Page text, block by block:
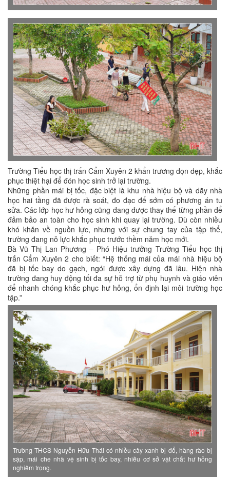
Trường Tiểu học thị trấn Cẩm Xuyên 2 khẩn trương dọn dẹp, khắc
phục thiệt hại để đón học sinh trở lại trường.
Những phần mái bị tốc, đặc biệt là khu nhà hiệu bộ và dãy nhà
học hai tầng đã được rà soát, đo đạc để sớm có phương án tu
sửa. Các lớp học hư hỏng cũng đang được thay thế từng phần để
đảm bảo an toàn cho học sinh khi quay lại trường. Dù còn nhiều
khó khăn về nguồn lực, nhưng với sự chung tay của tập thể,
trường đang nỗ lực khắc phục trước thềm năm học mới.
Bà Vũ Thị Lan Phương – Phó Hiệu trưởng Trường Tiểu học thị
trấn Cẩm Xuyên 2 cho biết: “Hệ thống mái của mái nhà hiệu bộ
đã bị tốc bay do gạch, ngói được xây dựng đã lâu. Hiện nhà
trường đang huy động tối đa sự hỗ trợ từ phụ huynh và giáo viên
để nhanh chóng khắc phục hư hỏng, ổn định lại môi trường học
tập.”
Trường THCS Nguyễn Hữu Thái có nhiều cây xanh bị đổ, hàng rào bị
sập, mái che nhà vệ sinh bị tốc bay, nhiều cơ sở vật chất hư hỏng
nghiêm trọng.